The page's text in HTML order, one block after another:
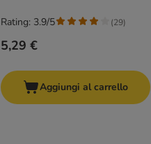
5,29 €
Rating: 3.9/5 (29)
Aggiungi al carrello